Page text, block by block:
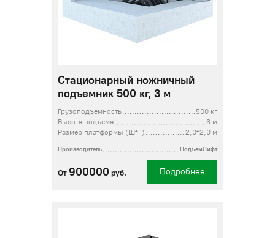
Стационарный ножничный
подъемник 500 кг, 3 м
Грузоподъемность
500 кг
Высота подъема
3 м
Размер платформы (Ш*Г)
2,0*2,0 м
Производитель ПодъемЛифт
От 900000 руб. Подробнее